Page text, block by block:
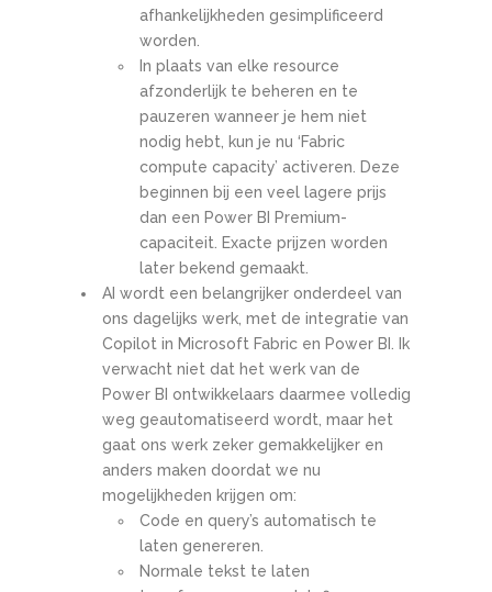
afhankelijkheden gesimplificeerd
worden.
In plaats van elke resource
afzonderlijk te beheren en te
pauzeren wanneer je hem niet
nodig hebt, kun je nu ‘Fabric
compute capacity’ activeren. Deze
beginnen bij een veel lagere prijs
dan een Power BI Premium-
capaciteit. Exacte prijzen worden
later bekend gemaakt.
AI wordt een belangrijker onderdeel van
ons dagelijks werk, met de integratie van
Copilot in Microsoft Fabric en Power BI. Ik
verwacht niet dat het werk van de
Power BI ontwikkelaars daarmee volledig
weg geautomatiseerd wordt, maar het
gaat ons werk zeker gemakkelijker en
anders maken doordat we nu
mogelijkheden krijgen om:
Code en query’s automatisch te
laten genereren.
Normale tekst te laten